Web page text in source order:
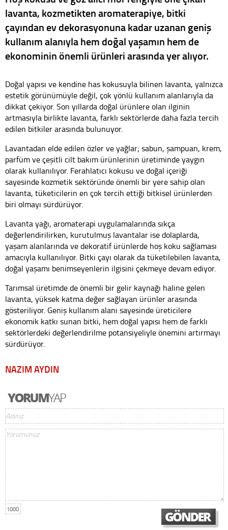
lavanta, kozmetikten aromaterapiye, bitki
çayından ev dekorasyonuna kadar uzanan geniş
kullanım alanıyla hem doğal yaşamın hem de
ekonominin önemli ürünleri arasında yer alıyor.
Doğal yapısı ve kendine has kokusuyla bilinen lavanta, yalnızca
estetik görünümüyle değil, çok yönlü kullanım alanlarıyla da
dikkat çekiyor. Son yıllarda doğal ürünlere olan ilginin
artmasıyla birlikte lavanta, farklı sektörlerde daha fazla tercih
edilen bitkiler arasında bulunuyor.
Lavantadan elde edilen özler ve yağlar; sabun, şampuan, krem,
parfüm ve çeşitli cilt bakım ürünlerinin üretiminde yaygın
olarak kullanılıyor. Ferahlatıcı kokusu ve doğal içeriği
sayesinde kozmetik sektöründe önemli bir yere sahip olan
lavanta, tüketicilerin en çok tercih ettiği bitkisel ürünlerden
biri olmayı sürdürüyor.
Lavanta yağı, aromaterapi uygulamalarında sıkça
değerlendirilirken, kurutulmuş lavantalar ise dolaplarda,
yaşam alanlarında ve dekoratif ürünlerde hoş koku sağlaması
amacıyla kullanılıyor. Bitki çayı olarak da tüketilebilen lavanta,
doğal yaşamı benimseyenlerin ilgisini çekmeye devam ediyor.
Tarımsal üretimde de önemli bir gelir kaynağı haline gelen
lavanta, yüksek katma değer sağlayan ürünler arasında
gösteriliyor. Geniş kullanım alanı sayesinde üreticilere
ekonomik katkı sunan bitki, hem doğal yapısı hem de farklı
sektörlerdeki değerlendirilme potansiyeliyle önemini artırmayı
sürdürüyor.
NAZIM AYDIN
1000